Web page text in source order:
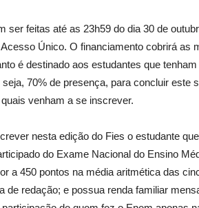
ser feitas até as 23h59 do dia 30 de
Único. O financiamento cobrirá as
é destinado aos estudantes que
70% de presença, para concluir este
venham a se inscrever.
nesta edição do Fies o estudante
do Exame Nacional do Ensino
a 450 pontos na média aritmética das
de redação; e possua renda familiar